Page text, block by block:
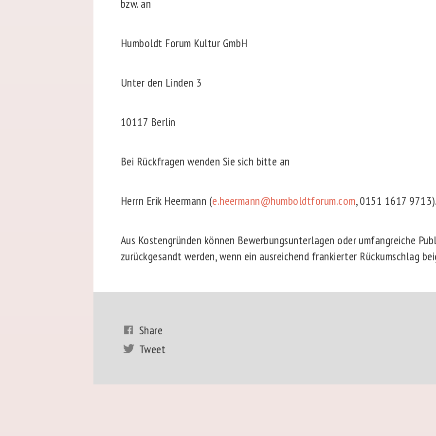
bzw. an
Humboldt Forum Kultur GmbH
Unter den Linden 3
10117 Berlin
Bei Rückfragen wenden Sie sich bitte an
Herrn Erik Heermann (e.heermann@humboldtforum.com, 0151 1617
Aus Kostengründen können Bewerbungsunterlagen oder umfangreiche
zurückgesandt werden, wenn ein ausreichend frankierter Rückumschlag
Share
Tweet